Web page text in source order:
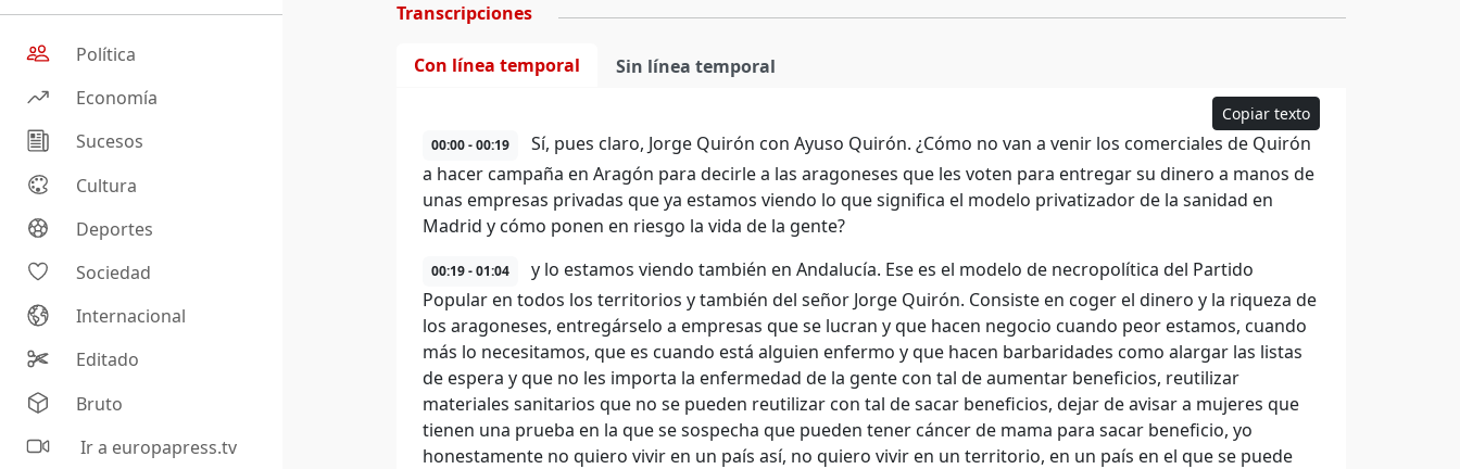
Política
Economía
Sucesos
Cultura
Deportes
Sociedad
Internacional
Editado
Bruto
Ir a europapress.tv
Transcripciones
Con línea temporal Sin línea temporal
Copiar texto
00:00 - 00:19
Sí, pues claro, Jorge Quirón con Ayuso Quirón. ¿Cómo no van a venir los comerciales de Quirón
a hacer campaña en Aragón para decirle a las aragoneses que les voten para entregar su dinero a manos de
unas empresas privadas que ya estamos viendo lo que significa el modelo privatizador de la sanidad en
Madrid y cómo ponen en riesgo la vida de la gente?
00:19 - 01:04
y lo estamos viendo también en Andalucía. Ese es el modelo de necropolítica del Partido
Popular en todos los territorios y también del señor Jorge Quirón. Consiste en coger el dinero y la riqueza de
los aragoneses, entregárselo a empresas que se lucran y que hacen negocio cuando peor estamos, cuando
más lo necesitamos, que es cuando está alguien enfermo y que hacen barbaridades como alargar las listas
de espera y que no les importa la enfermedad de la gente con tal de aumentar beneficios, reutilizar
materiales sanitarios que no se pueden reutilizar con tal de sacar beneficios, dejar de avisar a mujeres que
tienen una prueba en la que se sospecha que pueden tener cáncer de mama para sacar beneficio, yo
honestamente no quiero vivir en un país así, no quiero vivir en un territorio, en un país en el que se puede